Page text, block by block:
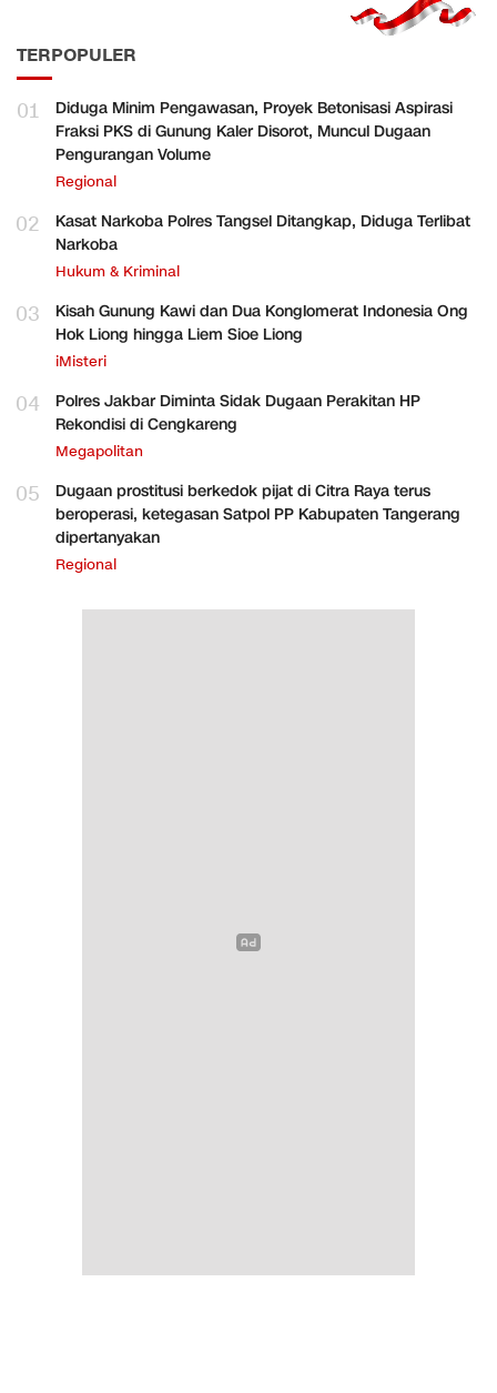
TERPOPULER
01
Diduga Minim Pengawasan, Proyek Betonisasi Aspirasi
Fraksi PKS di Gunung Kaler Disorot, Muncul Dugaan
Pengurangan Volume
Regional
02
Kasat Narkoba Polres Tangsel Ditangkap, Diduga Terlibat
Narkoba
Hukum & Kriminal
03
Kisah Gunung Kawi dan Dua Konglomerat Indonesia Ong
Hok Liong hingga Liem Sioe Liong
iMisteri
04
Polres Jakbar Diminta Sidak Dugaan Perakitan HP
Rekondisi di Cengkareng
Megapolitan
05
Dugaan prostitusi berkedok pijat di Citra Raya terus
beroperasi, ketegasan Satpol PP Kabupaten Tangerang
dipertanyakan
Regional